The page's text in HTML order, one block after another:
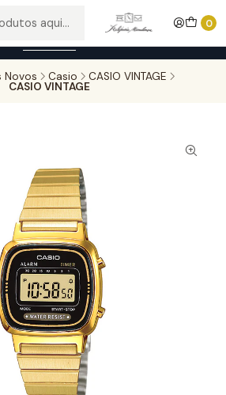
0
compras superiores a 100,00€ - Todas as
sujeitas a confirmação de stock.
Novos Casio CASIO VINTAGE
CASIO VINTAGE